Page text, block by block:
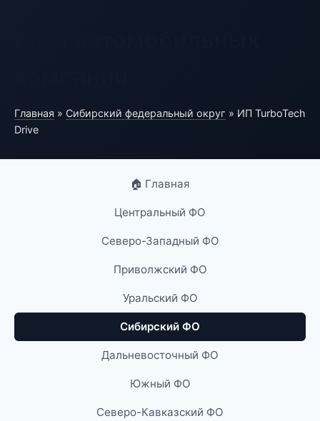
Главная » Сибирский федеральный округ » ИП TurboTech
Drive
🏠 Главная
Центральный ФО
Северо-Западный ФО
Приволжский ФО
Уральский ФО
Сибирский ФО
Дальневосточный ФО
Южный ФО
Северо-Кавказский ФО